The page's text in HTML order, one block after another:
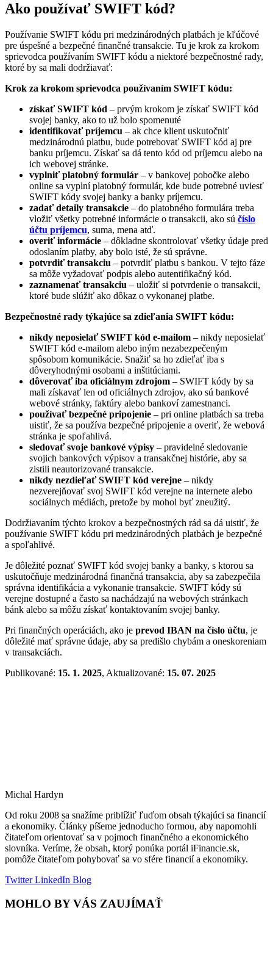
Ako používať SWIFT kód?
Používanie SWIFT kódu pri medzinárodných platbách je kľúčové
pre úspešné a bezpečné finančné transakcie. Tu je krok za krokom
sprievodca používaním SWIFT kódu a niektoré bezpečnostné rady,
ktoré by sa mali dodržiavať:
Krok za krokom sprievodca používaním SWIFT kódu:
získať SWIFT kód – prvým krokom je získať SWIFT kód
svojej banky, ako to už bolo spomenuté
identifikovať príjemcu – ak chce klient uskutočniť
medzinárodnú platbu, bude potrebovať SWIFT kód aj pre
banku príjemcu. Získať sa dá tento kód od príjemcu alebo na
ich webovej stránke.
vyplniť platobný formulár – v bankovej pobočke alebo
online sa vyplní platobný formulár, kde bude potrebné uviesť
SWIFT kódy svojej banky a banky príjemcu.
zadať detaily transakcie – do platobného formulára treba
vložiť všetky potrebné informácie o transakcii, ako sú číslo
účtu príjemcu, suma, mena atď.
overiť informácie – dôkladne skontrolovať všetky údaje pred
odoslaním platby, aby bolo isté, že sú správne.
potvrdiť transakciu – potvrdiť platbu s bankou. V tejto fáze
sa môže vyžadovať podpis alebo autentifikačný kód.
zaznamenať transakciu – uložiť si potvrdenie o transakcii,
ktoré bude slúžiť ako dôkaz o vykonanej platbe.
Bezpečnostné rady týkajúce sa zdieľania SWIFT kódu:
nikdy neposielať SWIFT kód e-mailom – nikdy neposielať
SWIFT kód e-mailom alebo iným nezabezpečeným
spôsobom komunikácie. Snažiť sa ho zdieľať iba s
dôveryhodnými osobami a inštitúciami.
dôverovať iba oficiálnym zdrojom – SWIFT kódy by sa
mali získavať len od oficiálnych zdrojov, ako sú bankové
webové stránky, faktúry alebo bankoví zamestnanci.
používať bezpečné pripojenie – pri online platbách sa treba
uistiť, že sa používa bezpečné pripojenie a overiť, že webová
stránka je spoľahlivá.
sledovať svoje bankové výpisy – pravidelné sledovanie
svojich bankových výpisov a transakčnej histórie, aby sa
zistili neautorizované transakcie.
nikdy nezdieľať SWIFT kód verejne – nikdy
nezverejňovať svoj SWIFT kód verejne na internete alebo
sociálnych médiách, pretože by mohol byť zneužitý.
Dodržiavaním týchto krokov a bezpečnostných rád sa dá uistiť, že
používanie SWIFT kódu pri medzinárodných platbách je bezpečné
a spoľahlivé.
Je dôležité poznať SWIFT kód svojej banky a banky, s ktorou sa
uskutočňuje medzinárodná finančná transakcia, aby sa zabezpečila
správna identifikácia a vykonanie transakcie. SWIFT kódy sú
verejne dostupné a často sa nachádzajú na webových stránkach
bánk alebo sa môžu získať kontaktovaním svojej banky.
Pri finančných operáciách, ako je prevod IBAN na číslo účtu, je
dôležité mať správne údaje, aby sa predišlo chybám a oneskoreniam
v transakciách.
Publikované: 15. 1. 2025, Aktualizované: 15. 07. 2025
Michal Hardyn
Od roku 2008 sa snažíme priblížiť ľuďom obsah týkajúci sa financií
a ekonomiky. Články píšeme jednoducho formou, aby napomohli
čitateľom orientovať sa v pojmoch finančného a ekonomického
slovníka. Veríme, že obsah, ktorý ponúka portál iFinancie.sk,
pomôže čitateľom pohybovať sa vo sfére financií a ekonomiky.
TwitterLinkedIn Blog
MOHLO BY VÁS ZAUJÍMAŤ